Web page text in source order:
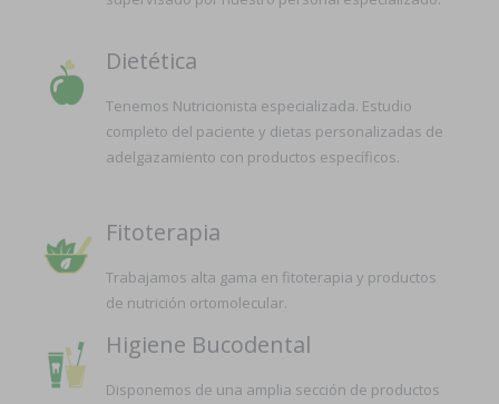
Dietética
Tenemos Nutricionista especializada. Estudio
completo del paciente y dietas personalizadas de
adelgazamiento con productos específicos.
Fitoterapia
Trabajamos alta gama en fitoterapia y productos
de nutrición ortomolecular.
Higiene Bucodental
Disponemos de una amplia sección de productos